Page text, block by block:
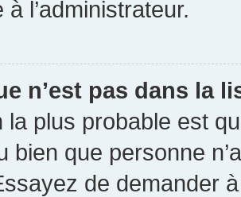
à l’administrateur.
n’est pas dans la
la plus probable est
bien que personne
de demander